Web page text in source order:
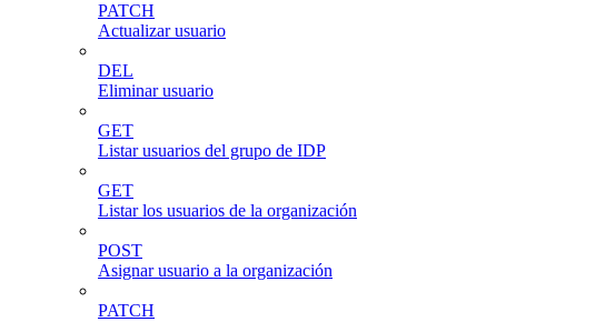
PATCH
Actualizar usuario
DEL
Eliminar usuario
GET
Listar usuarios del grupo de IDP
GET
Listar los usuarios de la organización
POST
Asignar usuario a la organización
PATCH